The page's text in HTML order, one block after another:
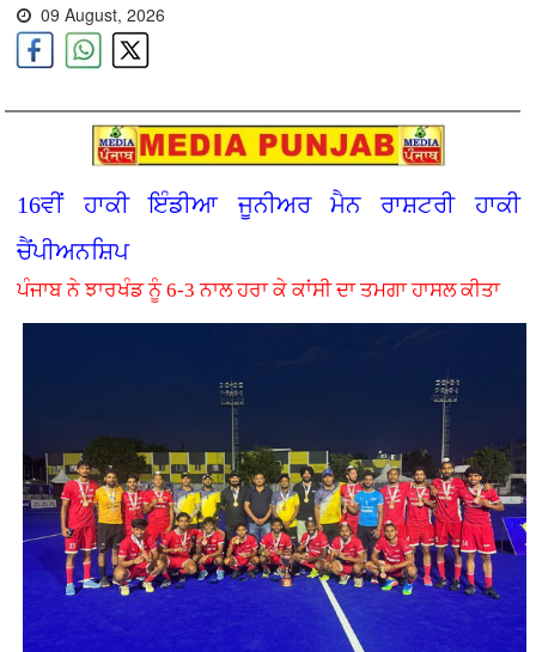
09 August, 2026
16ਵੀਂ ਹਾਕੀ ਇੰਡੀਆ ਜੂਨੀਅਰ ਮੈਨ ਰਾਸ਼ਟਰੀ ਹਾਕੀ
ਚੈਂਪੀਅਨਸ਼ਿਪ
ਪੰਜਾਬ ਨੇ ਝਾਰਖੰਡ ਨੂੰ 6-3 ਨਾਲ ਹਰਾ ਕੇ ਕਾਂਸੀ ਦਾ ਤਮਗਾ ਹਾਸਲ ਕੀਤਾ